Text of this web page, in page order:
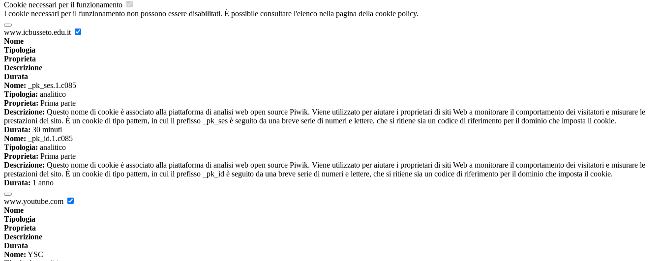
Cookie necessari per il funzionamento
I cookie necessari per il funzionamento non possono essere disabilitati. È possibile consultare l'elenco nella pagina della cookie policy.
www.icbusseto.edu.it
Nome
Tipologia
Proprieta
Descrizione
Durata
Nome: _pk_ses.1.c085
Tipologia: analitico
Proprieta: Prima parte
Descrizione: Questo nome di cookie è associato alla piattaforma di analisi web open source Piwik. Viene utilizzato per aiutare i proprietari di siti Web a monitorare il comportamento dei visitatori e misurare le
prestazioni del sito. È un cookie di tipo pattern, in cui il prefisso _pk_ses è seguito da una breve serie di numeri e lettere, che si ritiene sia un codice di riferimento per il dominio che imposta il cookie.
Durata: 30 minuti
Nome: _pk_id.1.c085
Tipologia: analitico
Proprieta: Prima parte
Descrizione: Questo nome di cookie è associato alla piattaforma di analisi web open source Piwik. Viene utilizzato per aiutare i proprietari di siti Web a monitorare il comportamento dei visitatori e misurare le
prestazioni del sito. È un cookie di tipo pattern, in cui il prefisso _pk_id è seguito da una breve serie di numeri e lettere, che si ritiene sia un codice di riferimento per il dominio che imposta il cookie.
Durata: 1 anno
www.youtube.com
Nome
Tipologia
Proprieta
Descrizione
Durata
Nome: YSC